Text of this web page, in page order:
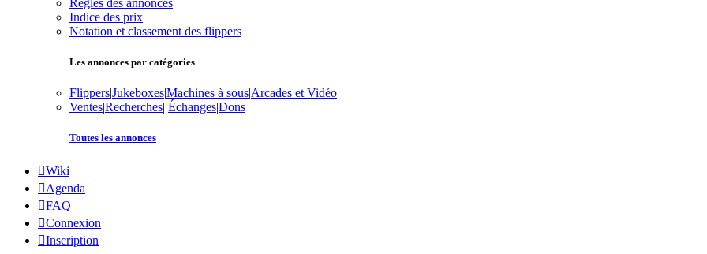
Indice des prix
Notation et classement des flippers
Les annonces par catégories
Flippers|Jukeboxes|Machines à sous|Arcades et Vidéo
Ventes|Recherches| Échanges|Dons
Toutes les annonces
Wiki
Agenda
FAQ
Connexion
Inscription